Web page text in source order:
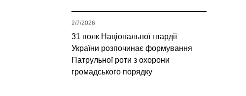
31 полк Національної гвардії
України розпочинає формування
Патрульної роти з охорони
громадського порядку
2/7/2026